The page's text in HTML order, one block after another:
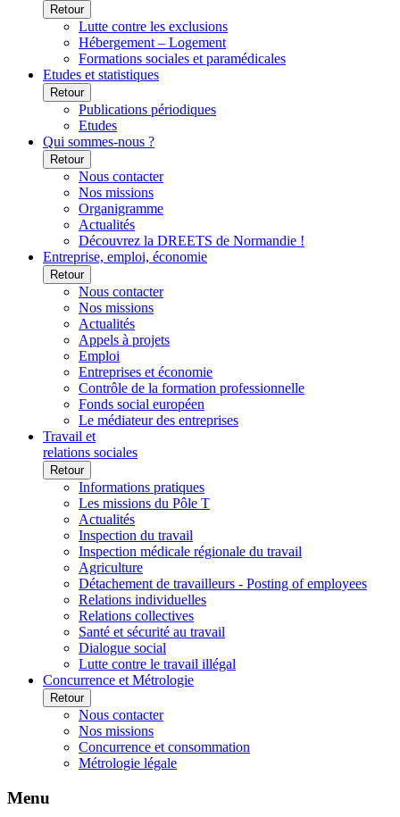
Retour
Lutte contre les exclusions
Hébergement – Logement
Formations sociales et paramédicales
Etudes et statistiques
Retour
Publications périodiques
Etudes
Qui sommes-nous ?
Retour
Nous contacter
Nos missions
Organigramme
Actualités
Découvrez la DREETS de Normandie !
Entreprise, emploi, économie
Retour
Nous contacter
Nos missions
Actualités
Appels à projets
Emploi
Entreprises et économie
Contrôle de la formation professionnelle
Fonds social européen
Le médiateur des entreprises
Travail et
relations sociales
Retour
Informations pratiques
Les missions du Pôle T
Actualités
Inspection du travail
Inspection médicale régionale du travail
Agriculture
Détachement de travailleurs - Posting of employees
Relations individuelles
Relations collectives
Santé et sécurité au travail
Dialogue social
Lutte contre le travail illégal
Concurrence et Métrologie
Retour
Nous contacter
Nos missions
Concurrence et consommation
Métrologie légale
Menu